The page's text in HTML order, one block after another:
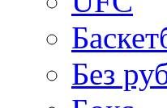
Без